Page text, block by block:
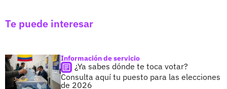
Te puede interesar
Información de servicio
¿Ya sabes dónde te toca votar?
Consulta aquí tu puesto para las elecciones
de 2026